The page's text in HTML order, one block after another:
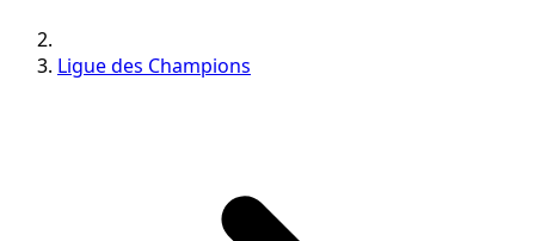
Ligue des Champions